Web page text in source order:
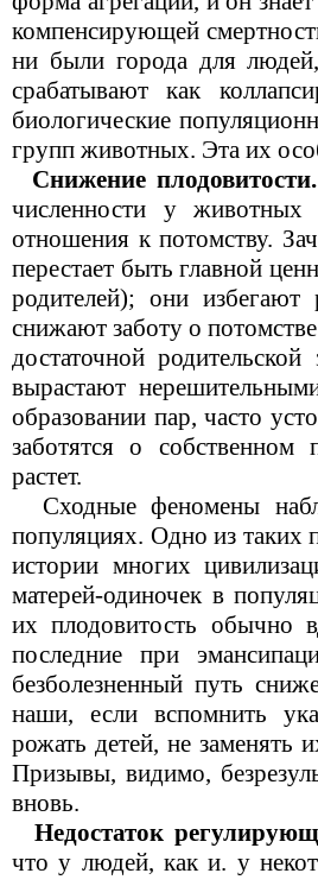
компенсирующей
ни были города для
срабатывают как
биологические
групп животных. Эта их
Снижение плодовитости.
численности у
отношения к потомству.
перестает быть главной
родителей); они
снижают заботу о
достаточной
вырастают
образовании пар, часто
заботятся о собственном
растет.
Сходные феномены
популяциях. Одно из таких
истории многих
матерей-одиночек в
их плодовитость
последние при
безболезненный путь
наши, если вспомнить
рожать детей, не заменять
Призывы, видимо,
вновь.
Недостаток
что у людей, как и. у